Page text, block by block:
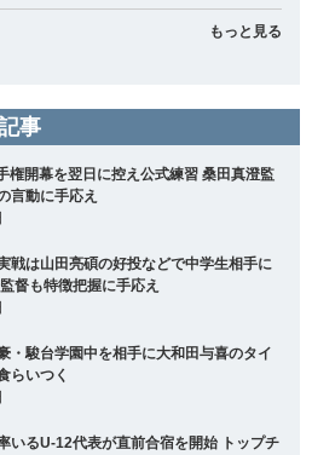
もっと見る
事
権開幕を翌日に控え公式練習 桑田真澄監
言動に手応え
戦は山田亮碩の好投などで中学生相手に
督も特徴把握に手応え
・駿台学園中を相手に大和田与喜のタイ
らいつく
いるU-12代表が直前合宿を開始 トップチ